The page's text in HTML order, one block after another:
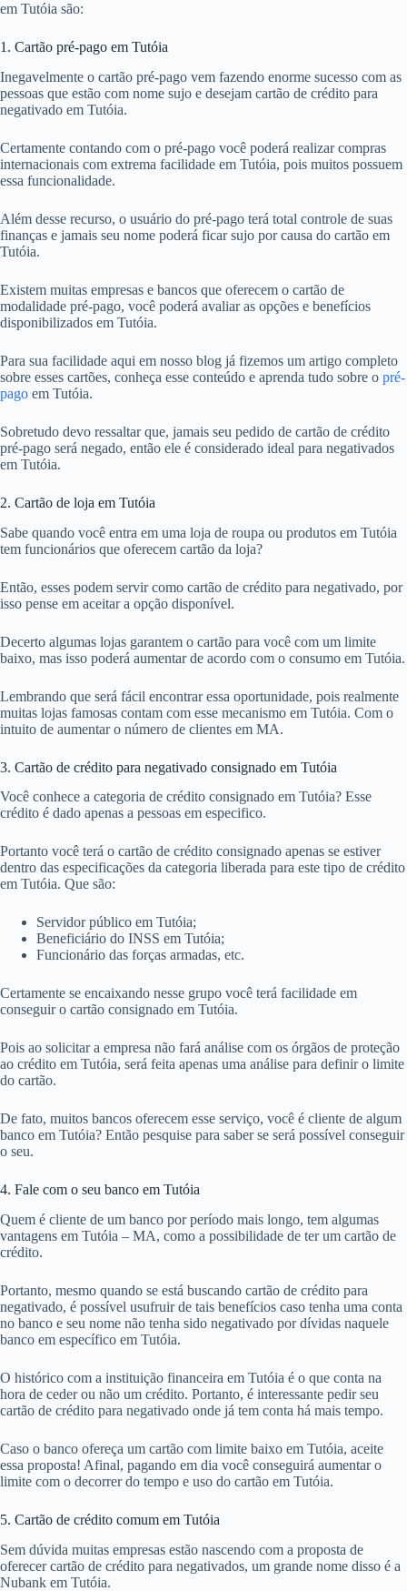
em Tutóia são:
1. Cartão pré-pago em Tutóia
Inegavelmente o cartão pré-pago vem fazendo enorme sucesso com as
pessoas que estão com nome sujo e desejam cartão de crédito para
negativado em Tutóia.
Certamente contando com o pré-pago você poderá realizar compras
internacionais com extrema facilidade em Tutóia, pois muitos possuem
essa funcionalidade.
Além desse recurso, o usuário do pré-pago terá total controle de suas
finanças e jamais seu nome poderá ficar sujo por causa do cartão em
Tutóia.
Existem muitas empresas e bancos que oferecem o cartão de
modalidade pré-pago, você poderá avaliar as opções e benefícios
disponibilizados em Tutóia.
Para sua facilidade aqui em nosso blog já fizemos um artigo completo
sobre esses cartões, conheça esse conteúdo e aprenda tudo sobre o pré-
pago em Tutóia.
Sobretudo devo ressaltar que, jamais seu pedido de cartão de crédito
pré-pago será negado, então ele é considerado ideal para negativados
em Tutóia.
2. Cartão de loja em Tutóia
Sabe quando você entra em uma loja de roupa ou produtos em Tutóia
tem funcionários que oferecem cartão da loja?
Então, esses podem servir como cartão de crédito para negativado, por
isso pense em aceitar a opção disponível.
Decerto algumas lojas garantem o cartão para você com um limite
baixo, mas isso poderá aumentar de acordo com o consumo em Tutóia.
Lembrando que será fácil encontrar essa oportunidade, pois realmente
muitas lojas famosas contam com esse mecanismo em Tutóia. Com o
intuito de aumentar o número de clientes em MA.
3. Cartão de crédito para negativado consignado em Tutóia
Você conhece a categoria de crédito consignado em Tutóia? Esse
crédito é dado apenas a pessoas em especifico.
Portanto você terá o cartão de crédito consignado apenas se estiver
dentro das especificações da categoria liberada para este tipo de crédito
em Tutóia. Que são:
Servidor público em Tutóia;
Beneficiário do INSS em Tutóia;
Funcionário das forças armadas, etc.
Certamente se encaixando nesse grupo você terá facilidade em
conseguir o cartão consignado em Tutóia.
Pois ao solicitar a empresa não fará análise com os órgãos de proteção
ao crédito em Tutóia, será feita apenas uma análise para definir o limite
do cartão.
De fato, muitos bancos oferecem esse serviço, você é cliente de algum
banco em Tutóia? Então pesquise para saber se será possível conseguir
o seu.
4. Fale com o seu banco em Tutóia
Quem é cliente de um banco por período mais longo, tem algumas
vantagens em Tutóia – MA, como a possibilidade de ter um cartão de
crédito.
Portanto, mesmo quando se está buscando cartão de crédito para
negativado, é possível usufruir de tais benefícios caso tenha uma conta
no banco e seu nome não tenha sido negativado por dívidas naquele
banco em específico em Tutóia.
O histórico com a instituição financeira em Tutóia é o que conta na
hora de ceder ou não um crédito. Portanto, é interessante pedir seu
cartão de crédito para negativado onde já tem conta há mais tempo.
Caso o banco ofereça um cartão com limite baixo em Tutóia, aceite
essa proposta! Afinal, pagando em dia você conseguirá aumentar o
limite com o decorrer do tempo e uso do cartão em Tutóia.
5. Cartão de crédito comum em Tutóia
Sem dúvida muitas empresas estão nascendo com a proposta de
oferecer cartão de crédito para negativados, um grande nome disso é a
Nubank em Tutóia.